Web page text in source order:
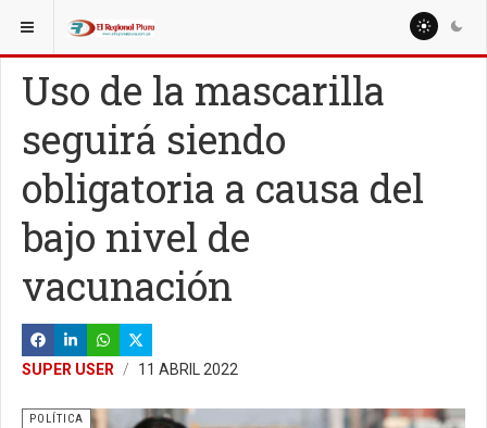
ESTÁ AQUÍ: NACIONALES
Uso de la mascarilla
seguirá siendo
obligatoria a causa del
bajo nivel de
vacunación
SUPER USER 11 ABRIL 2022
POLÍTICA